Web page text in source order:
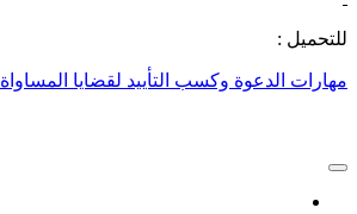
:
الدعوة وكسب التأييد لقضايا المساواة